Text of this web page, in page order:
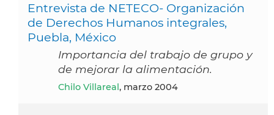
Entrevista de NETECO- Organización
de Derechos Humanos integrales,
Puebla, México
Importancia del trabajo de grupo y
de mejorar la alimentación.
Chilo Villareal , marzo 2004